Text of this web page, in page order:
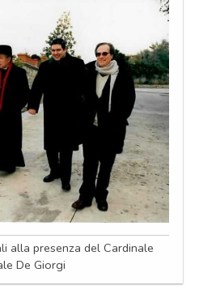
alla presenza del Cardinale
De Giorgi